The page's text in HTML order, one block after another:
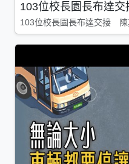
103位校長園長布達
103位校長園長布達交接 陳